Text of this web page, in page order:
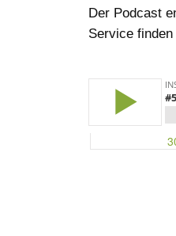
Der Podcast
Service